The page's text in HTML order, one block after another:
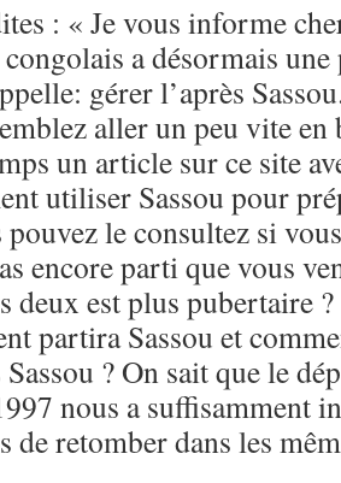
: « Je vous informe
a désormais
gérer l’après
aller un peu vite en
un article sur ce site
utiliser Sassou pour
le consultez si
encore parti que vous
deux est plus pubertaire
partira Sassou et
Sassou ? On sait que le
nous a suffisamment
de retomber dans les